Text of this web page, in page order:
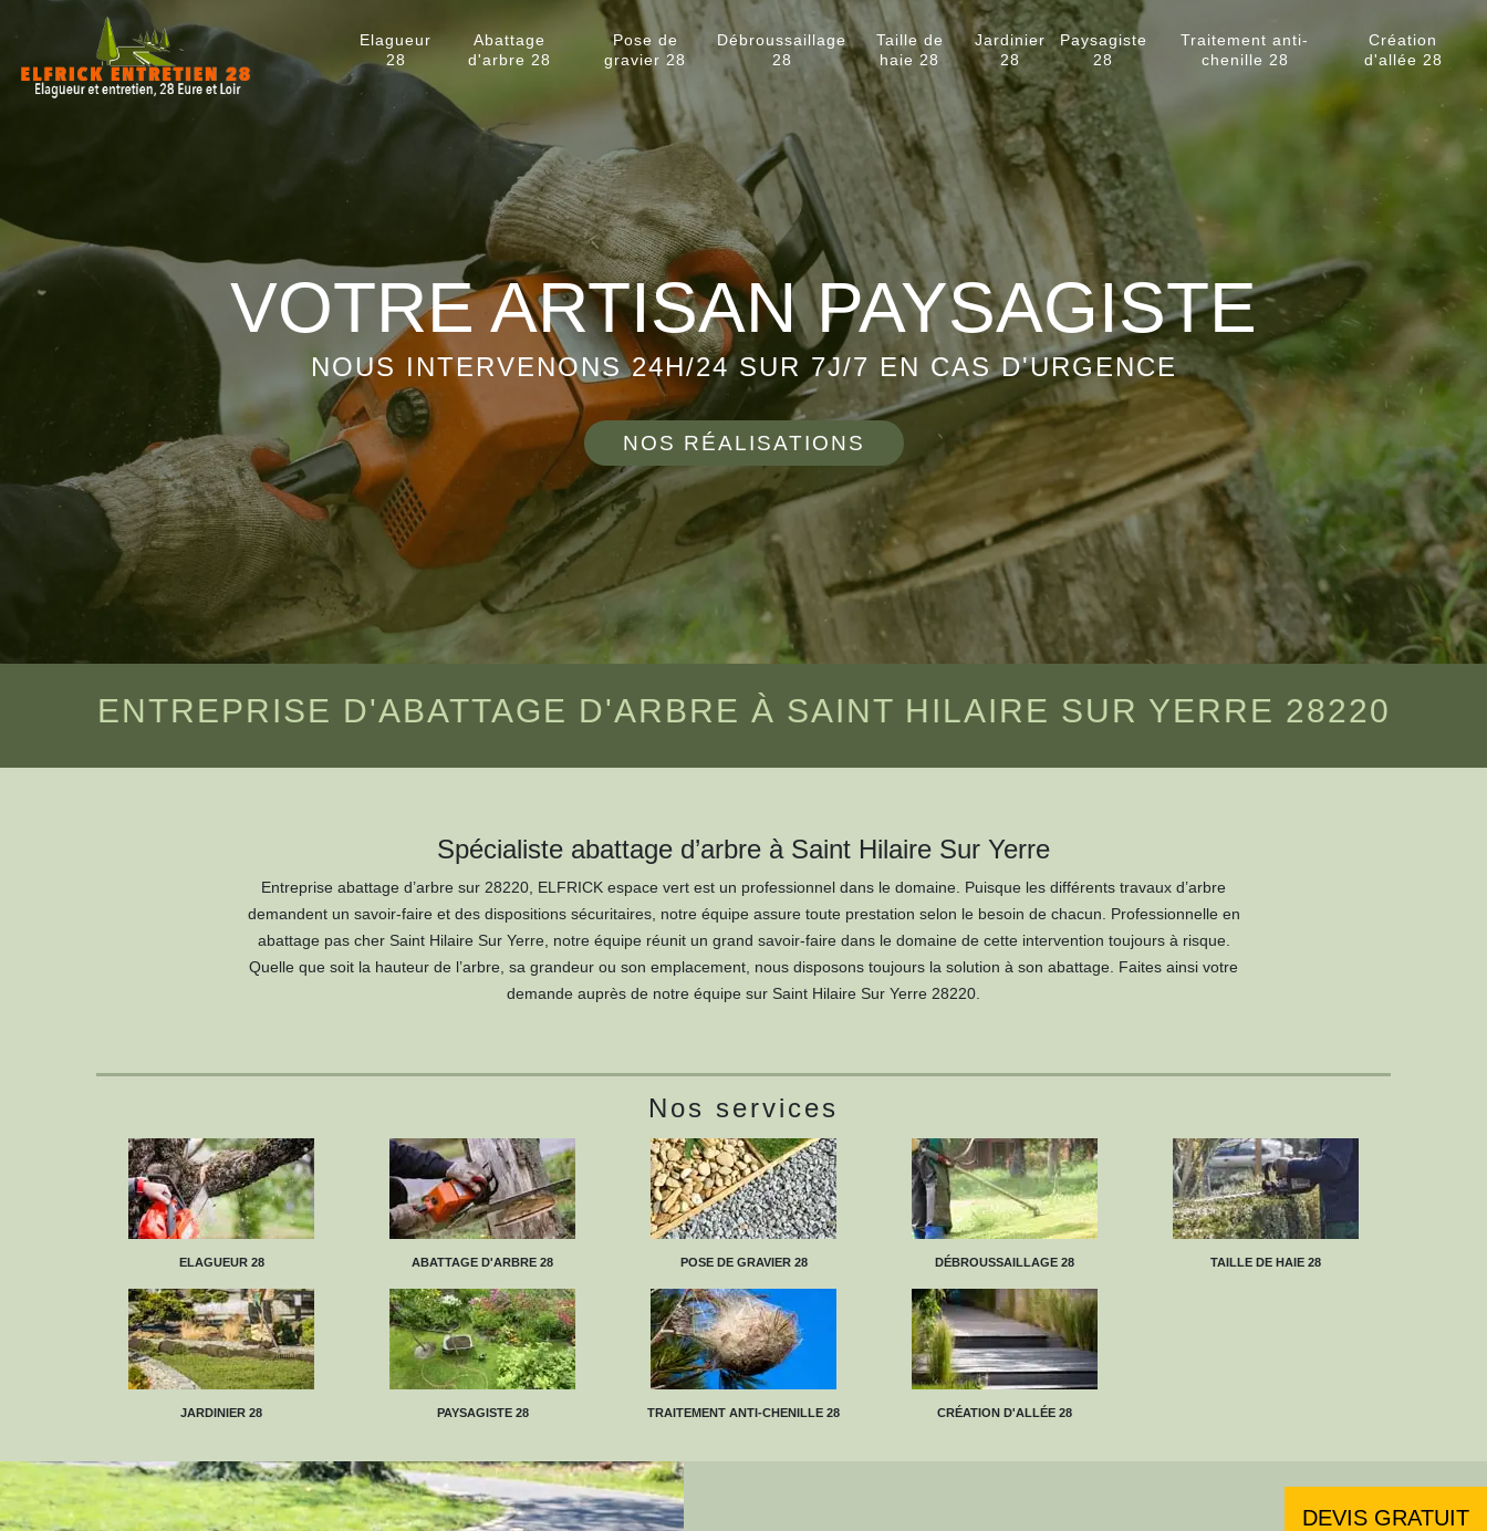
Elagueur
28
Abattage
d'arbre 28
Pose de
gravier 28
Débroussaillage
28
Taille de
haie 28
Jardinier
28
Paysagiste
28
Traitement anti-
chenille 28
Création
d'allée 28
VOTRE ARTISAN PAYSAGISTE
NOUS INTERVENONS 24H/24 SUR 7J/7 EN CAS D'URGENCE
NOS RÉALISATIONS
DEVIS GRATUIT
ENTREPRISE D'ABATTAGE D'ARBRE À SAINT HILAIRE SUR YERRE 28220
Spécialiste abattage d’arbre à Saint Hilaire Sur Yerre
Entreprise abattage d’arbre sur 28220, ELFRICK espace vert est un professionnel dans le domaine. Puisque les différents travaux d’arbre
demandent un savoir-faire et des dispositions sécuritaires, notre équipe assure toute prestation selon le besoin de chacun. Professionnelle en
abattage pas cher Saint Hilaire Sur Yerre, notre équipe réunit un grand savoir-faire dans le domaine de cette intervention toujours à risque.
Quelle que soit la hauteur de l’arbre, sa grandeur ou son emplacement, nous disposons toujours la solution à son abattage. Faites ainsi votre
demande auprès de notre équipe sur Saint Hilaire Sur Yerre 28220.
Nos services
ELAGUEUR 28 ABATTAGE D'ARBRE 28 POSE DE GRAVIER 28 DÉBROUSSAILLAGE 28 TAILLE DE HAIE 28
JARDINIER 28 PAYSAGISTE 28 TRAITEMENT ANTI-CHENILLE 28 CRÉATION D'ALLÉE 28